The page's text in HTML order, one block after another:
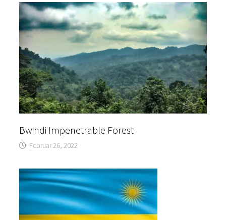
Bwindi Impenetrable Forest
Februar 26, 2022